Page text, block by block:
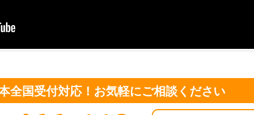
全国受付対応！お気軽にご相談ください